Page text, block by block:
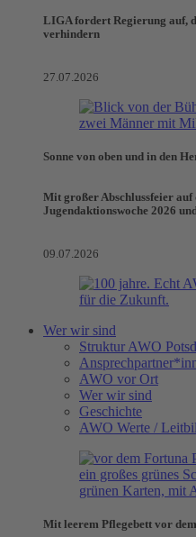
LIGA fordert Regierung auf,
verhindern
27.07.2026
Sonne von oben und in den
Mit großer Abschlussfeier auf
Jugendaktionswoche 2026
09.07.2026
Wer wir sind
Struktur AWO
AWO vor Ort
Wer wir sind
Geschichte
AWO Werte /
Mit leerem Pflegebett vor